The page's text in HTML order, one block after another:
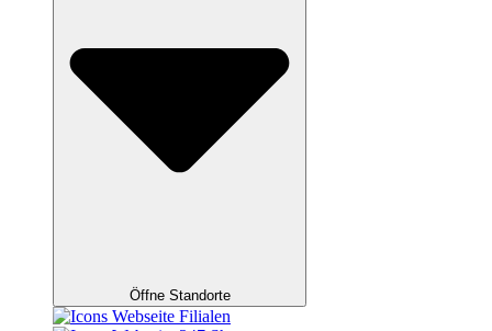
Öffne Standorte